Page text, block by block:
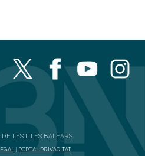
LES ILLES BALEARS
| PORTAL PRIVACITAT